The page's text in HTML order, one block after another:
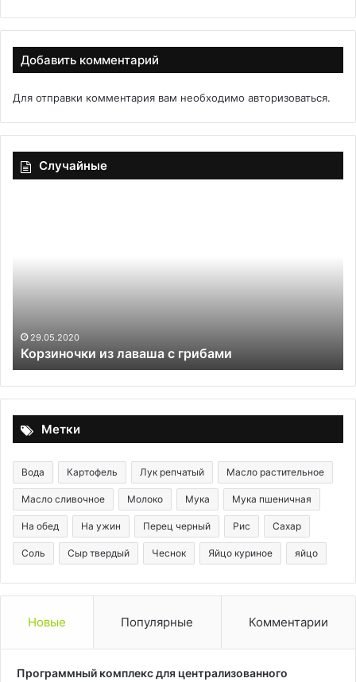
Добавить комментарий
Для отправки комментария вам необходимо авторизоваться.
Случайные
29.05.2020
Корзиночки из лаваша с грибами
Метки
Вода Картофель Лук репчатый Масло растительное
Масло сливочное Молоко Мука Мука пшеничная
На обед На ужин Перец черный Рис Сахар
Соль Сыр твердый Чеснок Яйцо куриное яйцо
Новые Популярные Комментарии
Программный комплекс для централизованного